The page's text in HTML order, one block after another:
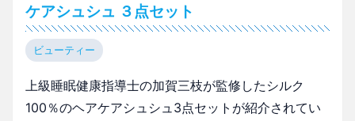
ケアシュシュ ３点セット
ビューティー
上級睡眠健康指導士の加賀三枝が監修したシルク
100％のヘアケアシュシュ3点セットが紹介されてい